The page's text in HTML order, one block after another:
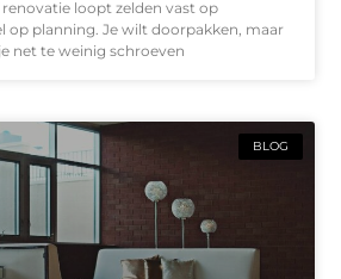
loopt zelden vast op
op planning. Je wilt doorpakken, maar
net te weinig schroeven
BLOG